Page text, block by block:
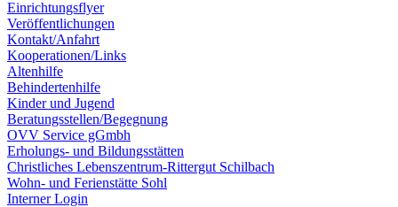
Einrichtungsflyer
Veröffentlichungen
Kontakt/Anfahrt
Kooperationen/Links
Altenhilfe
Behindertenhilfe
Kinder und Jugend
Beratungsstellen/Begegnung
OVV Service gGmbh
Erholungs- und Bildungsstätten
Christliches Lebenszentrum-Rittergut Schilbach
Wohn- und Ferienstätte Sohl
Interner Login